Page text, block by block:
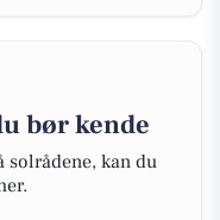
bør kende
solrådene, kan du